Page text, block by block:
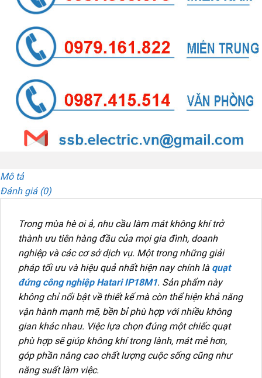
Mô tả
Đánh giá (0)
Trong mùa hè oi ả, nhu cầu làm mát không khí trở
thành ưu tiên hàng đầu của mọi gia đình, doanh
nghiệp và các cơ sở dịch vụ. Một trong những giải
pháp tối ưu và hiệu quả nhất hiện nay chính là quạt
đứng công nghiệp Hatari IP18M1. Sản phẩm này
không chỉ nổi bật về thiết kế mà còn thể hiện khả năng
vận hành mạnh mẽ, bền bỉ phù hợp với nhiều không
gian khác nhau. Việc lựa chọn đúng một chiếc quạt
phù hợp sẽ giúp không khí trong lành, mát mẻ hơn,
góp phần nâng cao chất lượng cuộc sống cũng như
năng suất làm việc.